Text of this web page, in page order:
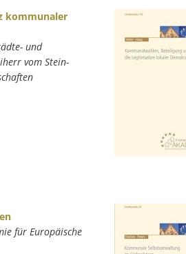
kommunaler
und
vom Stein-
für Europäische